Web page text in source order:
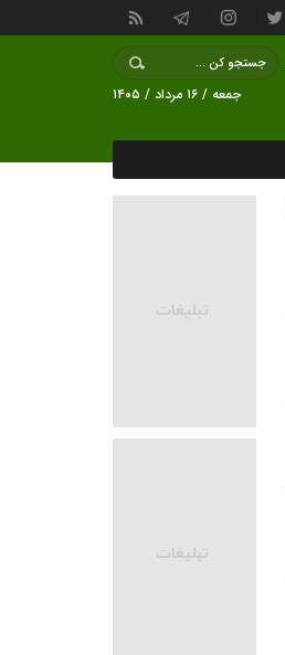
جمعه / ۱۶ مرداد / ۱۴۰۵